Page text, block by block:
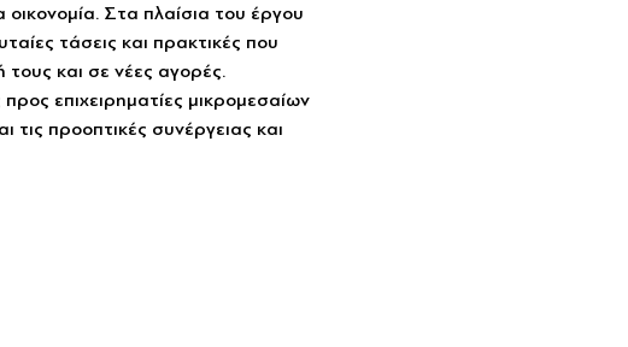
οικονομία. Στα πλαίσια του έργου
τάσεις και πρακτικές που
τους και σε νέες αγορές.
επιχειρηματίες μικρομεσαίων
τις προοπτικές συνέργειας και